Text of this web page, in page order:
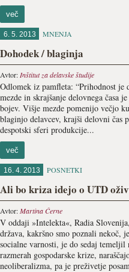
več
6. 5. 2013 MNENJA
Dohodek / blaginja
Avtor: Inštitut za delavske študije
Odlomek iz pamfleta: “Prihodnost
mezde in skrajšanje delovnega časa
bojev. Višje mezde pomenijo večjo
blaginjo delavcev, krajši delovni čas
despotski sferi produkcije...
več
16. 4. 2013 POSNETKI
Ali bo kriza idejo o UTD
Avtor:Martina Černe
V oddaji »Intelekta«, Radia
država, kakršno smo poznali nekoč,
socialne varnosti, je do sedaj
razmerah gospodarske krize,
neoliberalizma, pa je preživetje